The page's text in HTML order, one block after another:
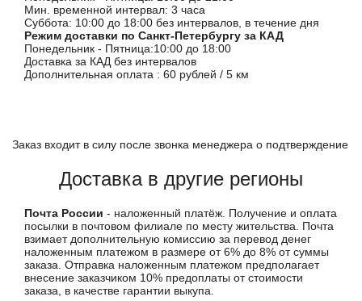
Мин. временной интервал: 3 часа
Суббота: 10:00 до 18:00 без интервалов, в течение дня
Режим доставки по Санкт-Петербургу за КАД
Понедельник - Пятница:10:00 до 18:00
Доставка за КАД без интервалов
Дополнительная оплата : 60 рублей / 5 км
Заказ входит в силу после звонка менеджера о подтверждение
Доставка в другие регионы
Почта России - наложенный платёж. Получение и оплата
посылки в почтовом филиале по месту жительства. Почта
взимает дополнительную комиссию за перевод денег
наложенным платежом в размере от 6% до 8% от суммы
заказа. Отправка наложенным платежом предполагает
внесение заказчиком 10% предоплаты от стоимости
заказа, в качестве гарантии выкупа.